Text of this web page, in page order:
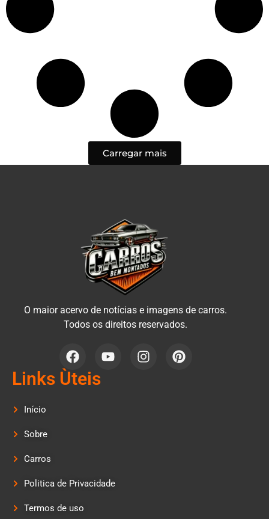
Carregar mais
O maior acervo de notícias e imagens de carros.
Todos os direitos reservados.
Links Ùteis
Início
Sobre
Carros
Politica de Privacidade
Termos de uso